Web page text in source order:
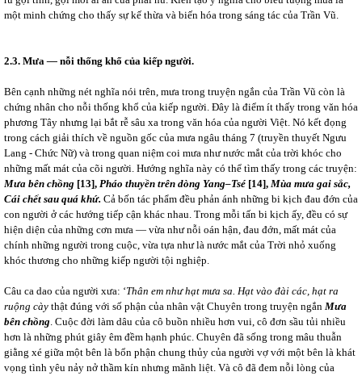
một minh chứng cho thấy sự kế thừa và biến hóa trong sáng tác của Trần Vũ.
2.3. Mưa— nỗi thống khổ của kiếp người.
Bên cạnh những nét nghĩa nói trên, mưa trong truyện ngắn của Trần Vũ còn là
chứng nhân cho nỗi thống khổ của kiếp người. Đây là điểm ít thấy trong văn hóa
phương Tây nhưng lại bắt rễ sâu xa trong văn hóa của người Việt. Nó kết đọng
trong cách giải thích về nguồn gốc của mưa ngâu tháng 7 (truyền thuyết Ngưu
Lang - Chức Nữ) và trong quan niệm coi mưa như nước mắt của trời khóc cho
những mất mát của cõi người. Hướng nghĩa này có thể tìm thấy trong các truyện:
Mưa bên chồng [13], Pháo thuyền trên dòng Yang–Tsé [14], Mùa mưa gai sắc,
Cái chết sau quá khứ. Cả bốn tác phẩm đều phản ánh những bi kịch đau đớn của
con người ở các hướng tiếp cận khác nhau. Trong mỗi tấn bi kịch ấy, đều có sự
hiện diện của những cơn mưa ― vừa như nỗi oán hận, đau đớn, mất mát của
chính những người trong cuộc, vừa tựa như là nước mắt của Trời nhỏ xuống
khóc thương cho những kiếp người tội nghiệp.
Câu ca dao của người xưa: ‘Thân em như hạt mưa sa. Hạt vào đài các, hạt ra
ruộng cày thật đúng với số phận của nhân vật Chuyên trong truyện ngắn Mưa
bên chồng. Cuộc đời làm dâu của cô buồn nhiều hơn vui, cô đơn sầu tủi nhiều
hơn là những phút giây êm đềm hạnh phúc. Chuyên đã sống trong mâu thuẫn
giằng xé giữa một bên là bổn phận chung thủy của người vợ với một bên là khát
vọng tình yêu nảy nở thầm kín nhưng mãnh liệt. Và cô đã đem nỗi lòng của